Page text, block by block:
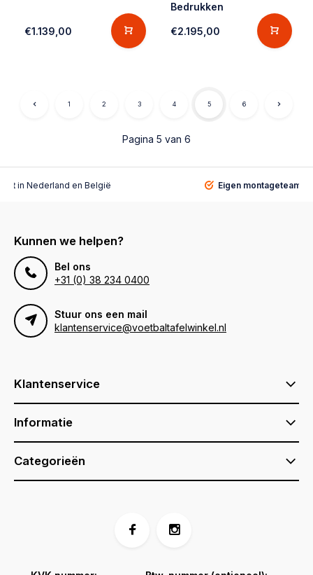
€1.139,00
Bedrukken
€2.195,00
Pagina 5 van 6
1 2 3 4 5 6
in Nederland en België Eigen montageteam
Kunnen we helpen?
Bel ons
+31 (0) 38 234 0400
Stuur ons een mail
klantenservice@voetbaltafelwinkel.nl
Klantenservice
Informatie
Categorieën